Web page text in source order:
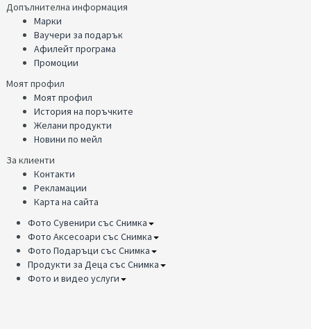
Допълнителна информация
Марки
Ваучери за подарък
Афилейт програма
Промоции
Моят профил
Моят профил
История на поръчките
Желани продукти
Новини по мейл
За клиенти
Контакти
Рекламации
Карта на сайта
Фото Сувенири със Снимка
Фото Аксесоари със Снимка
Фото Подаръци със Снимка
Продукти за Деца със Снимка
Фото и видео услуги